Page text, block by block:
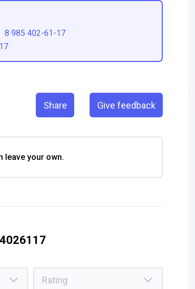
8 985 402-61-17
Share Give feedback
leave your own.